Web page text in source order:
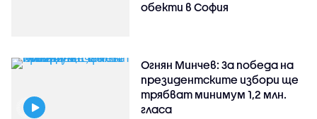
обекти в София
Огнян Минчев: За победа на
президентските избори ще
трябват минимум 1,2 млн.
гласа